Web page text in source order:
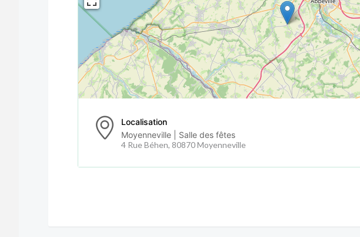
Localisation
Moyenneville | Salle des fêtes
4 Rue Béhen, 80870 Moyenneville